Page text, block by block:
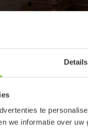
Details
te
we informatie over
decubitus is het voor
voor haar belangrijk dat
stellen. Het
continu de